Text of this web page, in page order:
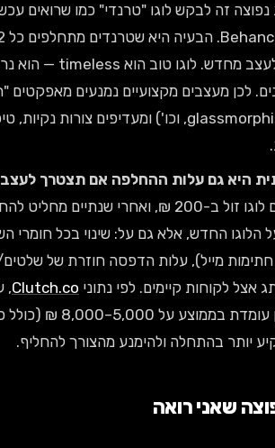
לוגו "טרנדי" כמו שרואים עכשיו ב-
Dribbble או Behance. הבעיה היא שטרנדים מתחלפים כל 2–3 שנים,
ואתה תצטרך לעצב מחדש. לוגו טוב הוא timeless — הוא נראה רלוונטי
מעצבים מקצועיים נמנעים מאפקטים "חמים" (כמו
glassmorphism, 3D neon, וכו') ומעדיפים צורות נקיות, טיפוגרפיה
ההחלפה אם תצטרך לעצב מחדש.אם
אתה מתחיל עם לוגו זול ב-200 ₪, ואחרי שנתיים מחליט להחליף — אתה
אלא גם על: שינוי בכל חומרי השיווק (אתר,
עלות הדפסה חוזרת של שלטים/אריזות,
קיימים. לפי נתוניClutch.co, עלות החלפת
לוגו לעסק קטן עומדת בממוצע על 5,000–8,000 ₪ (כולל כל הנגזרות).
ולהימנע מהצורך להחליף.
רואה